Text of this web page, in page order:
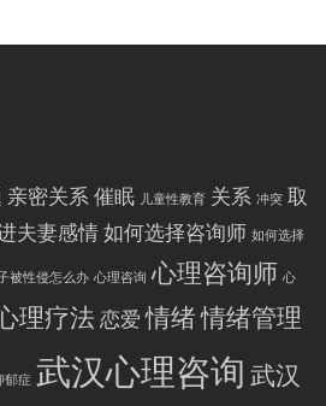
亲密关系催眠 儿童性教育 关系 冲突 取
夫妻感情如何选择咨询师 如何选择
被性侵怎么办 心理咨询 心理咨询师 心
理疗法恋爱 情绪情绪管理
郁症 武汉心理咨询 武汉